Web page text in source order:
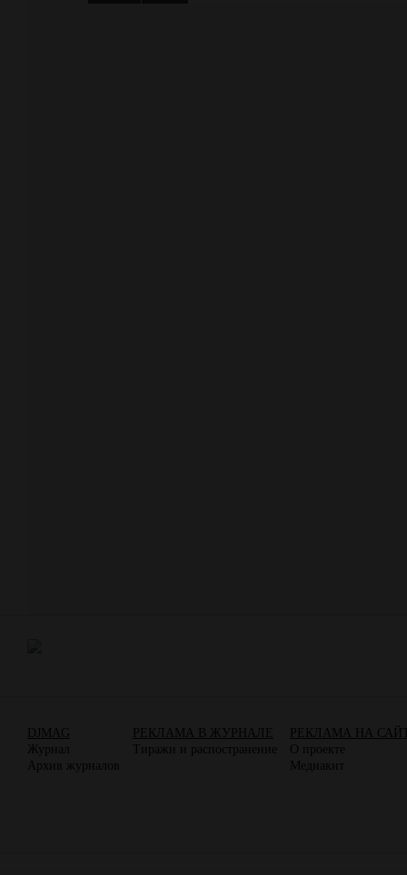
DJMAG
Журнал
Архив журналов
РЕКЛАМА В ЖУРНАЛЕ
Тиражи и распостранение
РЕКЛАМА НА
О проекте
Медиакит